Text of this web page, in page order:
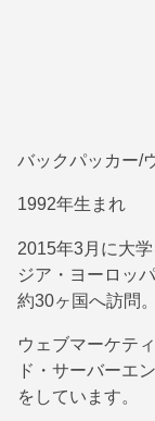
バックパッカー/
1992年生まれ
2015年3月に大
ジア・ヨーロッ
約30ヶ国へ訪問。
ウェブマーケテ
ド・サーバーエ
をしています。